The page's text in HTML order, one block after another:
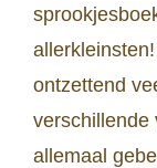
ontzettend
verschillende
allemaal